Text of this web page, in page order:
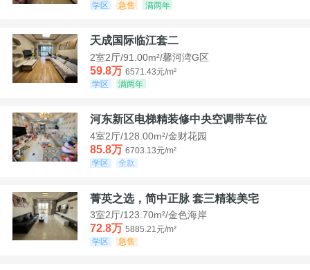
学区
急售 满两年
天成国际临江套二
2室2厅/91.00m²/馨河湾G区
59.8万 6571.43元/m²
学区
满两年
河东新区电梯精装修中央空调带车位
4室2厅/128.00m²/金财花园
85.8万 6703.13元/m²
学区
全款
菁英之选，简中正脉 套三精装美宅
3室2厅/123.70m²/金色海岸
72.8万 5885.21元/m²
学区
急售